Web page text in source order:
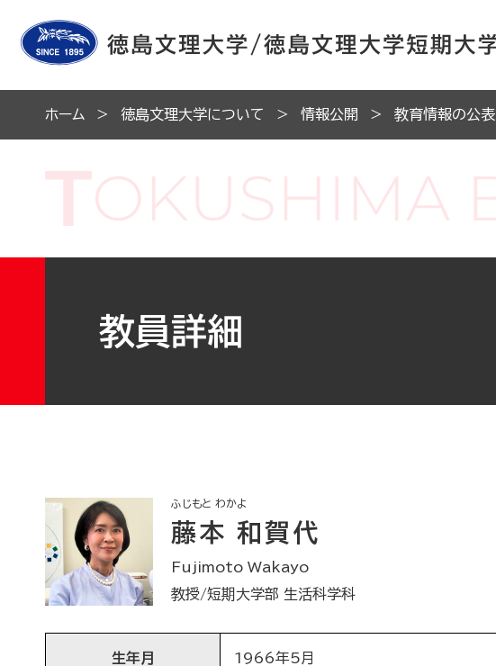
ホーム 徳島文理大学について 情報公開 教育情報の公表
教員詳細
ふじもと わかよ
藤本 和賀代
Fujimoto Wakayo
教授/短期大学部 生活科学科
生年月 1966年5月